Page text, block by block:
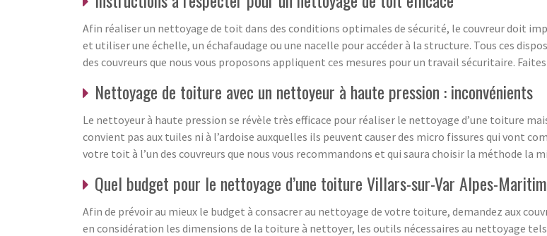
Afin réaliser un nettoyage de toit dans des conditions optimales de sécurité, le couvreur doit
et utiliser une échelle, un échafaudage ou une nacelle pour accéder à la structure. Tous ces
des couvreurs que nous vous proposons appliquent ces mesures pour un travail sécuritaire.
Nettoyage de toiture avec un nettoyeur à haute pression : inconvénients
Le nettoyeur à haute pression se révèle très efficace pour réaliser le nettoyage d’une toiture
convient pas aux tuiles ni à l’ardoise auxquelles ils peuvent causer des micro fissures qui vont
votre toit à l’un des couvreurs que nous vous recommandons et qui saura choisir la méthode la
Quel budget pour le nettoyage d’une toiture Villars-sur-Var Alpes-
Afin de prévoir au mieux le budget à consacrer au nettoyage de votre toiture, demandez aux
en considération les dimensions de la toiture à nettoyer, les outils nécessaires au nettoyage